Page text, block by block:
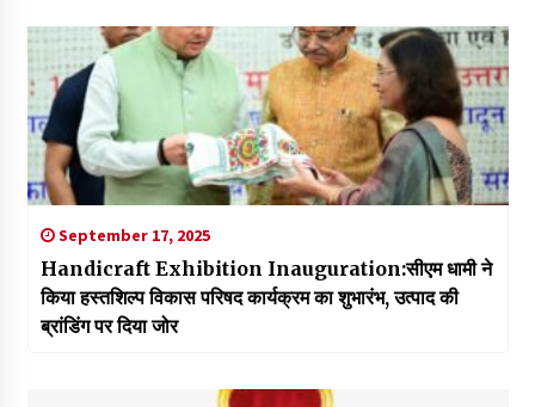
September 17, 2025
Handicraft Exhibition Inauguration:सीएम धामी ने
किया हस्तशिल्प विकास परिषद कार्यक्रम का शुभारंभ, उत्पाद की
ब्रांडिंग पर दिया जोर